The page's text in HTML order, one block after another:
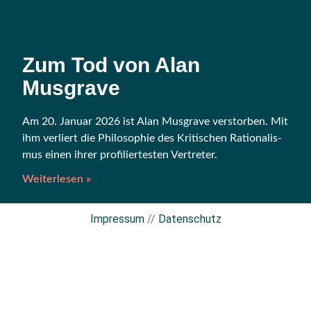
Zum Tod von Alan
Musgrave
Am 20. Janu­ar 2026 ist Alan Mus­gra­ve ver­stor­ben. Mit
ihm ver­liert die Phi­lo­so­phie des Kri­ti­schen Ratio­na­lis­
mus einen ihrer pro­fi­lier­tes­ten Vertreter.
Weiterlesen »
Impressum// Datenschutz